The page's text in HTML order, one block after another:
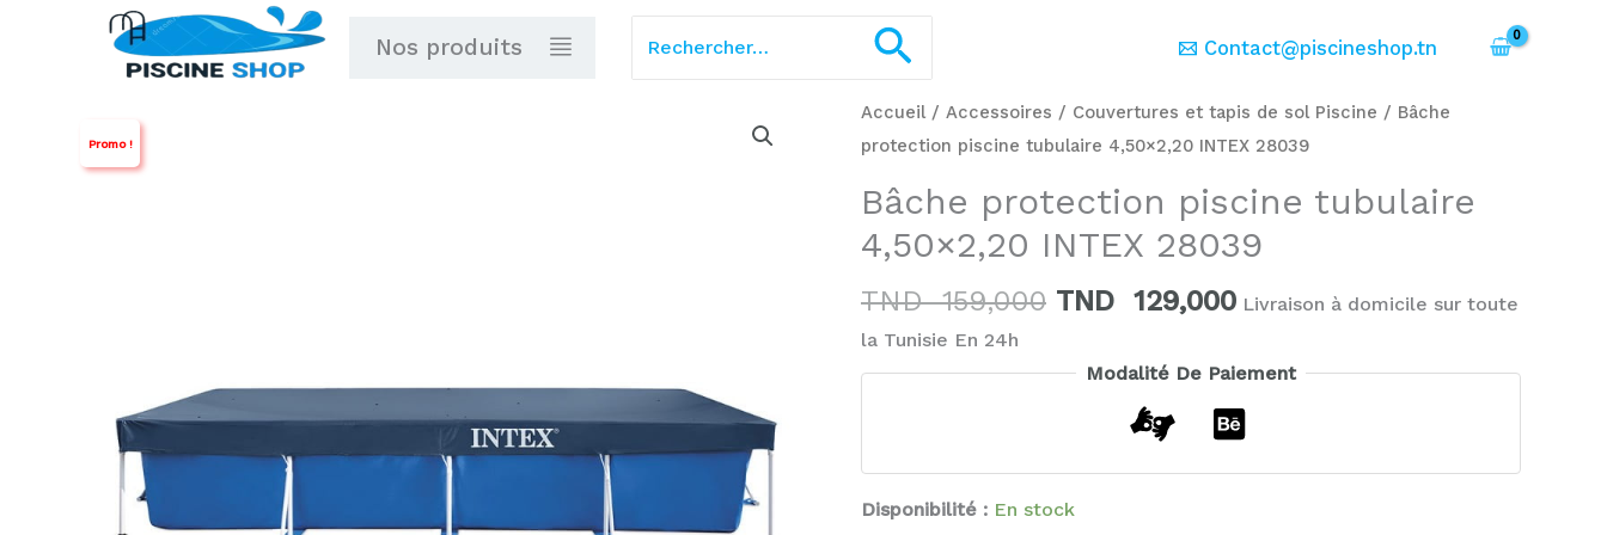
Nos produits Rechercher Contact@piscineshop.tn
Promo !
Accueil / Accessoires / Couvertures et tapis de sol Piscine / Bâche
protection piscine tubulaire 4,50×2,20 INTEX 28039
Bâche protection piscine tubulaire
4,50×2,20 INTEX 28039
TND159,000
Le
prix
était :
TND
TND 129,000
Le
prix
est :
TND
Livraison à domicile sur toute
la Tunisie En 24h
Modalité De Paiement
Disponibilité : En stock
quantité
de
protection
piscine
4,50x2,20
INTEX
28039